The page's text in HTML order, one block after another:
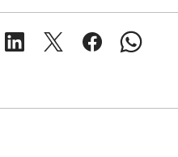
ventana para compartir en mail
Abrir ventana para compartir
Abrir ventana para
Abrir ventana
Abrir